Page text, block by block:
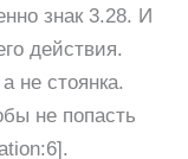
знак 3.28. И
действия.
не стоянка.
не попасть